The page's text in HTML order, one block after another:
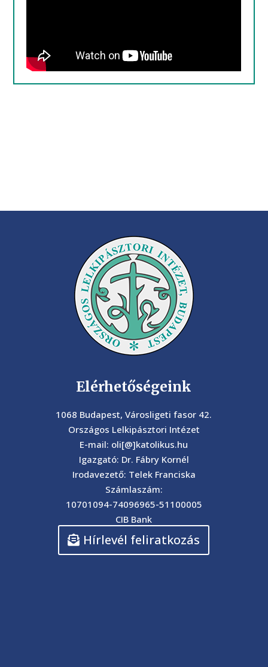
Elérhetőségeink
1068 Budapest, Városligeti fasor 42.
Országos Lelkipásztori Intézet
E-mail: oli[@]katolikus.hu
Igazgató: Dr. Fábry Kornél
Irodavezető: Telek Franciska
Számlaszám:
10701094-74096965-51100005
CIB Bank
Hírlevél feliratkozás